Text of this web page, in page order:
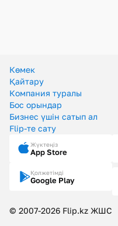
Көмек
Қайтару
Компания туралы
Бос орындар
Бизнес үшін сатып ал
Flip-те сату
Жүктеңіз
App Store
Қолжетімді
Google Play
© 2007-2026 Flip.kz ЖШС